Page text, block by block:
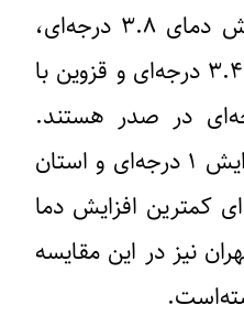
آذربایجان غربی با افزایش دمای ۳.۸ درجه‌ای،
آذربایجان شرقی و البرز ۳.۴ درجه‌ای و قزوین با
دمای ۳.۲ درجه‌ای در صدر هستند.
استان سمنان هم با افزایش ۱ درجه‌ای و استان
۱.۲ درجه‌ای کمترین افزایش دما
نیز در این مقایسه